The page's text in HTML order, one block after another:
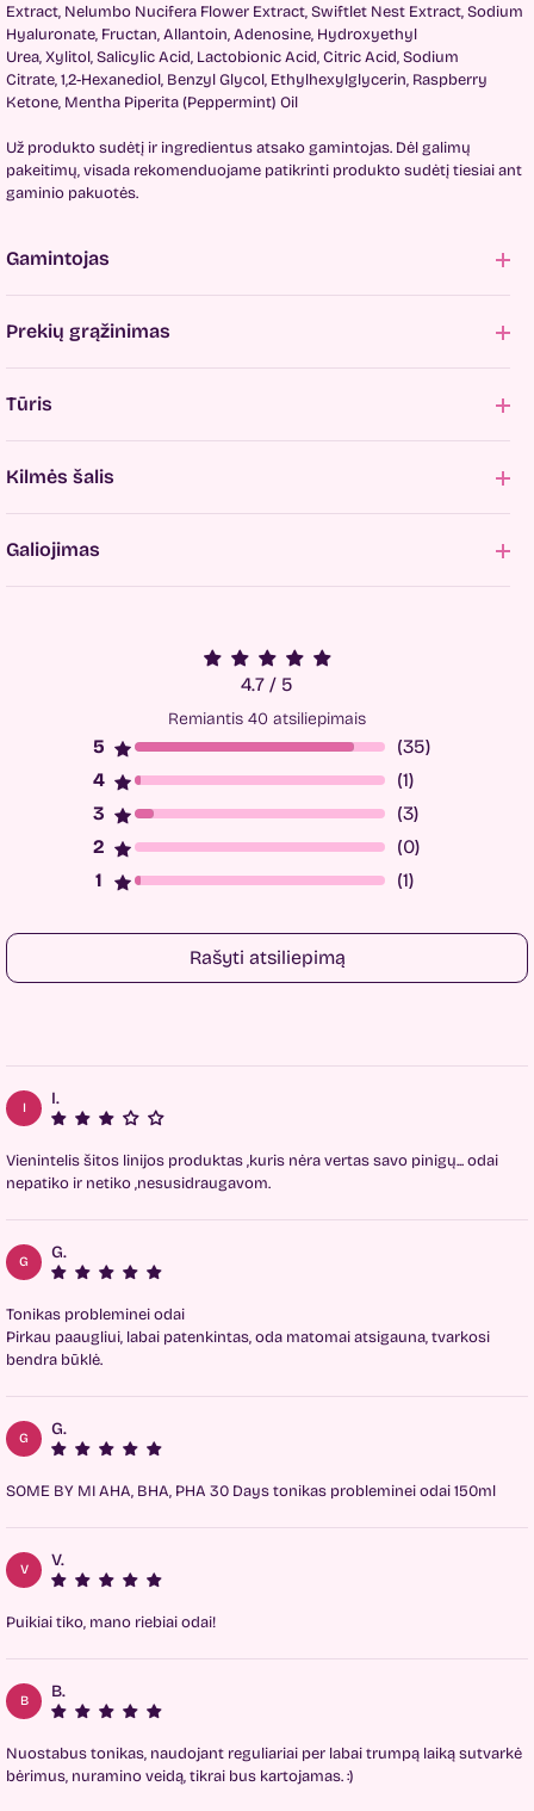
Extract, Nelumbo Nucifera Flower Extract,Swiftlet Nest Extract,Sodium
Hyaluronate, Fructan,Allantoin,Adenosine, Hydroxyethyl
Urea,Xylitol,Salicylic Acid, Lactobionic Acid,Citric Acid,Sodium
Citrate,1,2-Hexanediol, Benzyl Glycol, Ethylhexylglycerin, Raspberry
Ketone, Mentha Piperita (Peppermint) Oil
Už produkto sudėtį ir ingredientus atsako gamintojas. Dėl galimų
pakeitimų, visada rekomenduojame patikrinti produkto sudėtį tiesiai ant
gaminio pakuotės.
Gamintojas
Prekių grąžinimas
Tūris
Kilmės šalis
Galiojimas
4.7 / 5
Remiantis 40 atsiliepimais
(35)
(1)
(3)
(0)
(1)
Rašyti atsiliepimą
I I.
Vienintelis šitos linijos produktas ,kuris nėra vertas savo pinigų... odai
nepatiko ir netiko ,nesusidraugavom.
G G.
Tonikas probleminei odai
Pirkau paaugliui, labai patenkintas, oda matomai atsigauna, tvarkosi
bendra būklė.
G G.
SOME BY MI AHA, BHA, PHA 30 Days tonikas probleminei odai 150ml
V V.
Puikiai tiko, mano riebiai odai!
B B.
Nuostabus tonikas, naudojant reguliariai per labai trumpą laiką sutvarkė
bėrimus, nuramino veidą, tikrai bus kartojamas. :)